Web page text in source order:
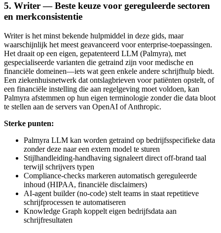
5. Writer — Beste keuze voor gereguleerde sectoren
en merkconsistentie
Writer is het minst bekende hulpmiddel in deze gids, maar
waarschijnlijk het meest geavanceerd voor enterprise-toepassingen.
Het draait op een eigen, gepatenteerd LLM (Palmyra), met
gespecialiseerde varianten die getraind zijn voor medische en
financiële domeinen—iets wat geen enkele andere schrijfhulp biedt.
Een ziekenhuisnetwerk dat ontslagbrieven voor patiënten opstelt, of
een financiële instelling die aan regelgeving moet voldoen, kan
Palmyra afstemmen op hun eigen terminologie zonder die data bloot
te stellen aan de servers van OpenAI of Anthropic.
Sterke punten:
Palmyra LLM kan worden getraind op bedrijfsspecifieke data
zonder deze naar een extern model te sturen
Stijlhandleiding-handhaving signaleert direct off-brand taal
terwijl schrijvers typen
Compliance-checks markeren automatisch gereguleerde
inhoud (HIPAA, financiële disclaimers)
AI-agent builder (no-code) stelt teams in staat repetitieve
schrijfprocessen te automatiseren
Knowledge Graph koppelt eigen bedrijfsdata aan
schrijfresultaten